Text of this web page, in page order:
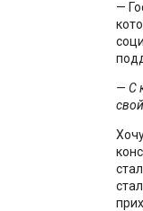
—
— С